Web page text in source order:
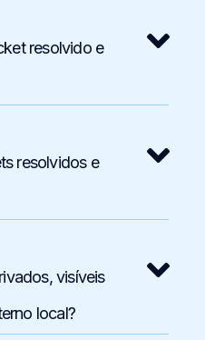
resolvido e
resolvidos e
visíveis
local?